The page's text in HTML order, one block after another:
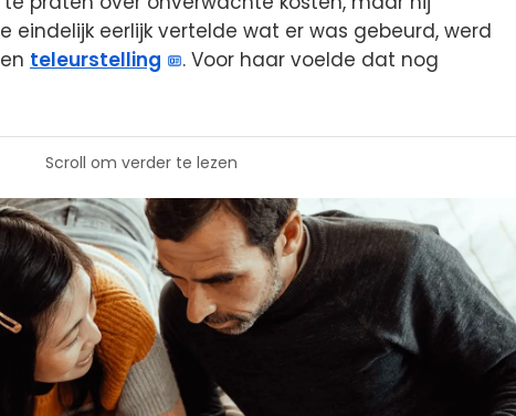
eindelijk eerlijk vertelde wat er was gebeurd, werd
teleurstelling
. Voor haar voelde dat nog
Scroll om verder te lezen